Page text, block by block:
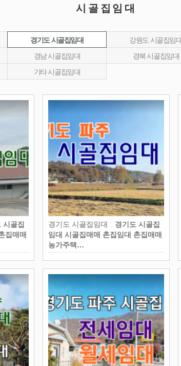
시골집임대
경기도 시골집임대 강원도 시골집임
경남 시골집임대 경북 시골집임대
기타 시골집임대
시골집
집매매
경기도 시골집임대
경기도 시골집
임대 시골집매매 촌집임대 촌집매매
농가주택…